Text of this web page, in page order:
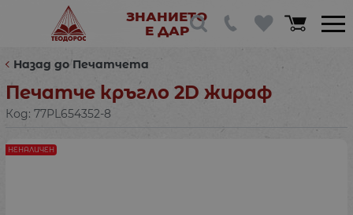
ЗНАНИЕТО
Е ДАР
Назад до Печатчета
Печатче кръгло 2D жираф
Код: 77PL654352-8
НЕНАЛИЧЕН